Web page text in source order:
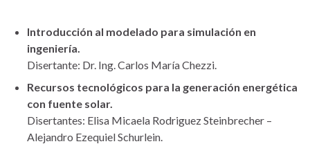
Introducción al modelado para simulación en
ingeniería.
Disertante: Dr. Ing. Carlos María Chezzi.
Recursos tecnológicos para la generación energética
con fuente solar.
Disertantes: Elisa Micaela Rodriguez Steinbrecher –
Alejandro Ezequiel Schurlein.